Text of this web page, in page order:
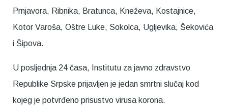
Prnjavora, Ribnika, Bratunca, Kneževa, Kostajnice,
Kotor Varoša, Oštre Luke, Sokolca, Ugljevika, Šekovića
i Šipova.
U posljednja 24 časa, Institutu za javno zdravstvo
Republike Srpske prijavljen je jedan smrtni slučaj kod
kojeg je potvrđeno prisustvo virusa korona.